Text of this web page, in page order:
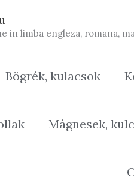
in limba engleza, romana,
Bögrék, kulacsok
Mágnesek,